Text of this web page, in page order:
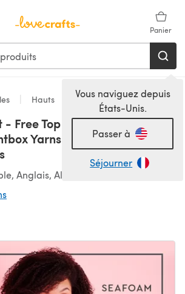
Panier
Vous naviguez depuis
États-Unis.
Passer à
Séjourner
Hauts
Free Top Crochet Pattern For
Yarns Cotton 4 ply by
Anglais, Allemand